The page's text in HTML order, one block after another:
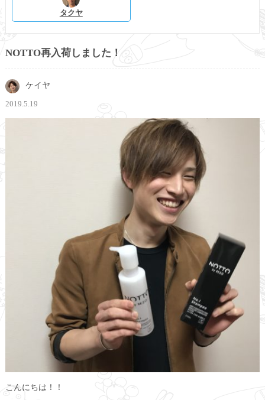
タクヤ
NOTTO再入荷しました！
ケイヤ
2019.5.19
こんにちは！！